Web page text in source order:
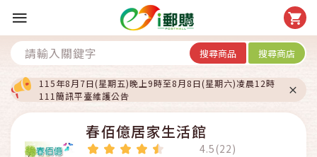
搜尋商品 搜尋商店
115年8月7日(星期五)晚上9時至8月8日(星期六)凌晨12時
111簡訊平臺維護公告
春佰億居家生活館
4.5(22)